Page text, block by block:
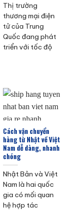
Thị trường
thương mại điện
tử của Trung
Quốc đang phát
triển với tốc độ
Cách vận chuyển
hàng từ Nhật về Việt
Nam dễ dàng, nhanh
chóng
Nhật Bản và Việt
Nam là hai quốc
gia có mối quan
hệ hợp tác